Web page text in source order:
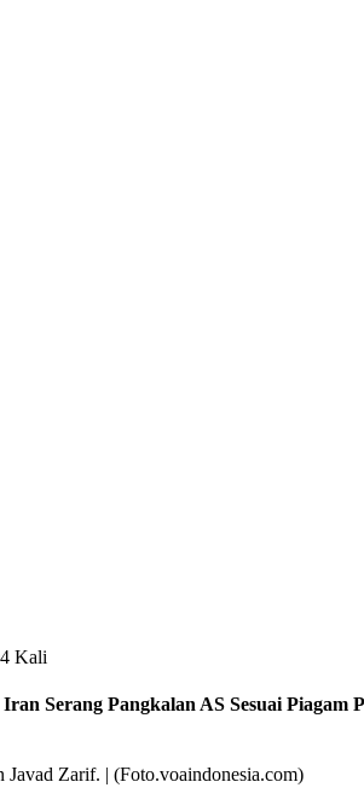
Kali
Serang Pangkalan AS Sesuai Piagam
Zarif. | (Foto.voaindonesia.com)